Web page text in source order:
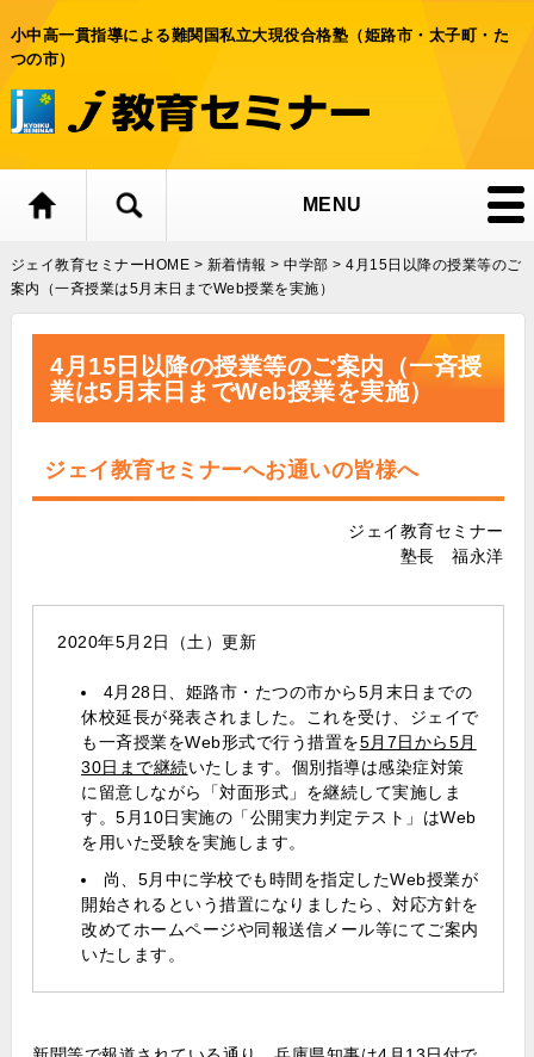
小中高一貫指導による難関国私立大現役合格塾（姫路市・太子町・た
つの市）
MENU
ジェイ教育セミナーHOME > 新着情報 >中学部 >4月15日以降の授業等のご
案内（一斉授業は5月末日までWeb授業を実施）
4月15日以降の授業等のご案内（一斉授
業は5月末日までWeb授業を実施）
ジェイ教育セミナーへお通いの皆様へ
ジェイ教育セミナー
塾長 福永洋
2020年5月2日（土）更新
4月28日、姫路市・たつの市から5月末日までの
休校延長が発表されました。これを受け、ジェイで
も一斉授業をWeb形式で行う措置を5月7日から5月
30日まで継続いたします。個別指導は感染症対策
に留意しながら「対面形式」を継続して実施しま
す。5月10日実施の「公開実力判定テスト」はWeb
を用いた受験を実施します。
尚、5月中に学校でも時間を指定したWeb授業が
開始されるという措置になりましたら、対応方針を
改めてホームページや同報送信メール等にてご案内
いたします。